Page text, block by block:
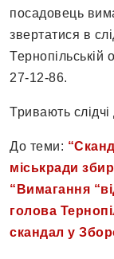
посадовець
звертатися в
Тернопільській
27-12-86.
Тривають слідчі
До теми:
міськради
“Вимагання
голова
скандал у